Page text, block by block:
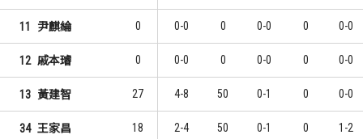
11 尹麒綸 0 0-0 0 0-0 0 0-0
12 戚本璿 0 0-0 0 0-0 0 0-0
13 黃建智 27 4-8 50 0-1 0 0-0
34 王家昌 18 2-4 50 0-1 0 1-2